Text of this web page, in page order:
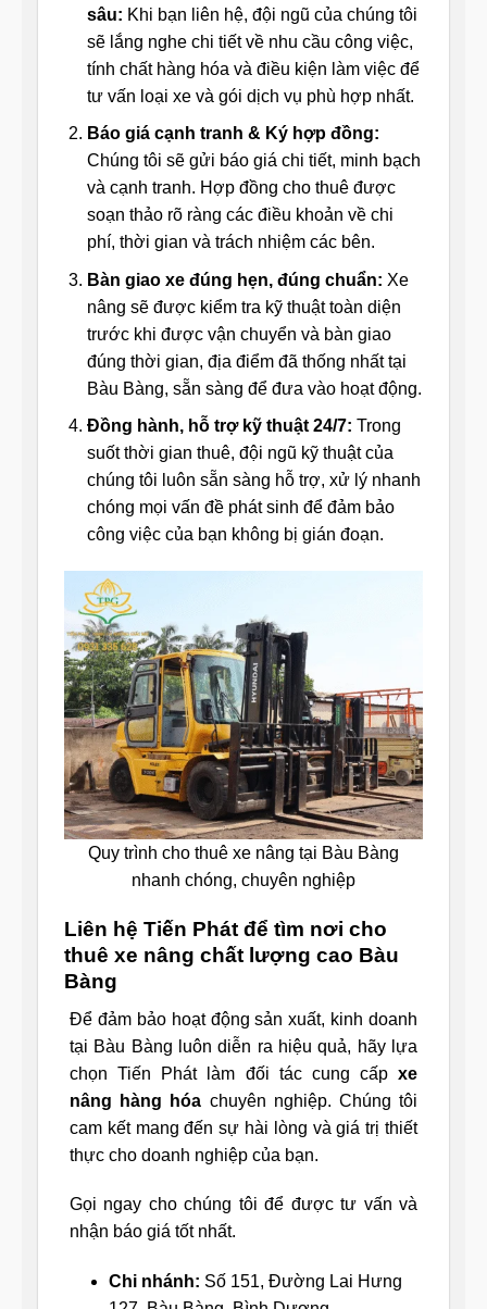
sâu: Khi bạn liên hệ, đội ngũ của chúng tôi
sẽ lắng nghe chi tiết về nhu cầu công việc,
tính chất hàng hóa và điều kiện làm việc để
tư vấn loại xe và gói dịch vụ phù hợp nhất.
Báo giá cạnh tranh & Ký hợp đồng:
Chúng tôi sẽ gửi báo giá chi tiết, minh bạch
và cạnh tranh. Hợp đồng cho thuê được
soạn thảo rõ ràng các điều khoản về chi
phí, thời gian và trách nhiệm các bên.
Bàn giao xe đúng hẹn, đúng chuẩn: Xe
nâng sẽ được kiểm tra kỹ thuật toàn diện
trước khi được vận chuyển và bàn giao
đúng thời gian, địa điểm đã thống nhất tại
Bàu Bàng, sẵn sàng để đưa vào hoạt động.
Đồng hành, hỗ trợ kỹ thuật 24/7: Trong
suốt thời gian thuê, đội ngũ kỹ thuật của
chúng tôi luôn sẵn sàng hỗ trợ, xử lý nhanh
chóng mọi vấn đề phát sinh để đảm bảo
công việc của bạn không bị gián đoạn.
Quy trình cho thuê xe nâng tại Bàu Bàng
nhanh chóng, chuyên nghiệp
Liên hệ Tiến Phát để tìm nơi cho
thuê xe nâng chất lượng cao Bàu
Bàng
Để đảm bảo hoạt động sản xuất, kinh doanh
tại Bàu Bàng luôn diễn ra hiệu quả, hãy lựa
chọn Tiến Phát làm đối tác cung cấp xe
nâng hàng hóa chuyên nghiệp. Chúng tôi
cam kết mang đến sự hài lòng và giá trị thiết
thực cho doanh nghiệp của bạn.
Gọi ngay cho chúng tôi để được tư vấn và
nhận báo giá tốt nhất.
Chi nhánh: Số 151, Đường Lai Hưng